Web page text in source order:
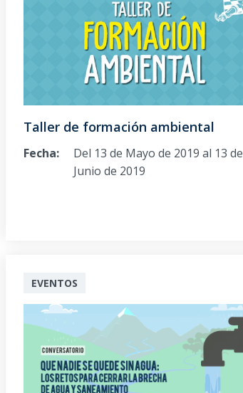
Taller de formación ambiental
Fecha:
Del 13 de Mayo de 2019 al 13 de
Junio de 2019
EVENTOS